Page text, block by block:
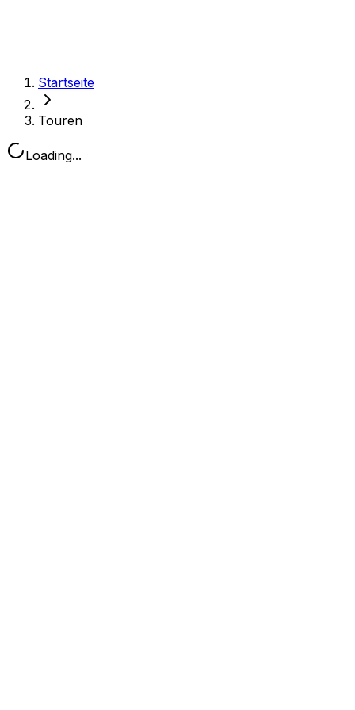
Startseite
Touren
Loading...